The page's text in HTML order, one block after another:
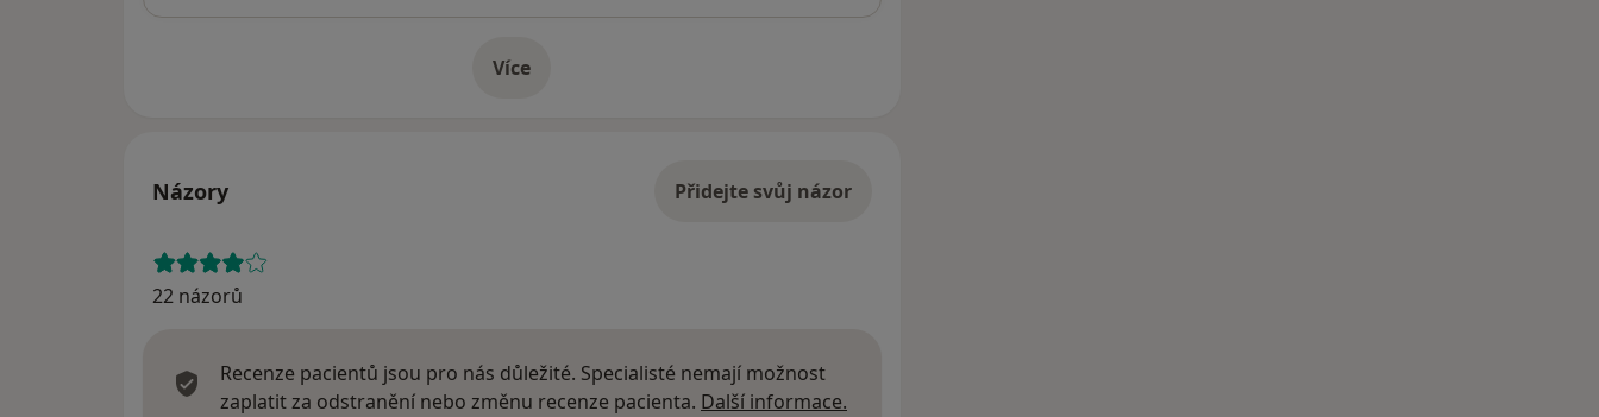
Víceo adrese
Názory Přidejte svůj názor
22 názorů
Recenze pacientů jsou pro nás důležité. Specialisté nemají možnost
zaplatit za odstranění nebo změnu recenze pacienta. Další informace.